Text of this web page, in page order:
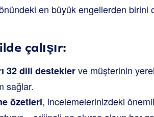
en büyük engellerden birini
çalışır:
32 dili desteklerve müşterinin
sağlar.
özetleri, incelemelerinizdeki